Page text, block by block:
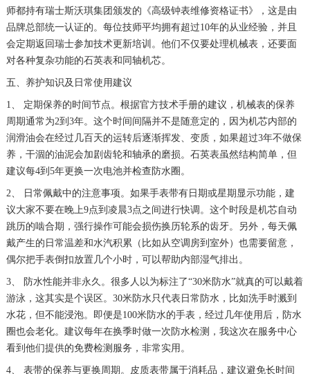
师都持有瑞士斯沃琪集团颁发的《高级钟表维修资格证书》，这是由
品牌总部统一认证的。每位技师平均拥有超过10年的从业经验，并且
会定期返回瑞士参加技术更新培训。他们不仅要处理机械表，还要面
对各种复杂功能的石英表和同轴机芯。
五、养护知识及日常使用建议
1、 定期保养的时间节点。根据官方技术手册的建议，机械表的保养
周期通常为2到3年。这个时间间隔并不是随意定的，因为机芯内部的
润滑油会在经过几百天的运转后逐渐挥发、变质，如果超过3年不做保
养，干涸的油泥会加剧齿轮和轴承的磨损。石英表虽然结构简单，但
建议每4到5年更换一次电池并检查防水圈。
2、 日常佩戴中的注意事项。如果手表带有日期或星期显示功能，建
议大家不要在晚上9点到凌晨3点之间进行快调。这个时段是机芯自动
跳历的啮合期，强行操作可能会损伤换历轮系的齿牙。另外，每天佩
戴产生的日常温差和水汽积累（比如从空调房到室外）也需要留意，
偶尔把手表倒扣放置几个小时，可以帮助内部湿气排出。
3、 防水性能并非永久。很多人以为标注了“30米防水”就真的可以戴着
游泳，这其实是个误区。30米防水只代表日常防水，比如洗手时溅到
水花，但不能浸泡。即便是100米防水的手表，经过几年使用后，防水
圈也会老化。建议每年在换季时做一次防水检测，我这次在服务中心
看到他们提供的免费检测服务，非常实用。
4、 表带的保养与更换周期。皮质表带属于消耗品，建议避免长时间